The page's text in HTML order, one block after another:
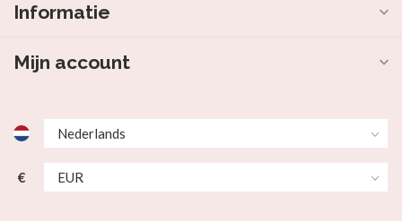
Informatie
Mijn account
€